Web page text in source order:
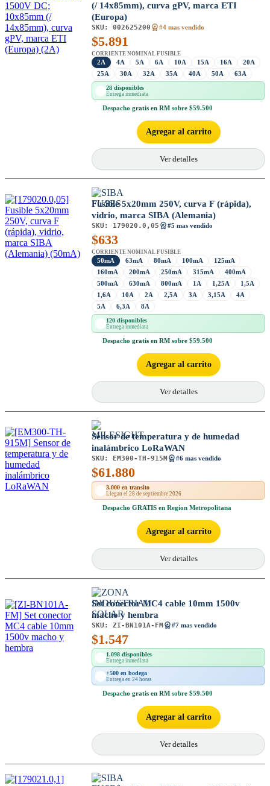
(/ 14x85mm), curva gPV, marca ETI
(Europa)
SKU: 002625200 #4 mas vendido
$5.891
CORRIENTE NOMINAL FUSIBLE
2A 4A 5A 6A 10A 15A 16A
20A
25A
30A 32A 35A 40A 50A 63A
28 disponibles
Entrega inmediata
Despacho gratis en RM sobre $59.500
Agregar al carrito
Ver detalles
Fusible 5x20mm 250V, curva F (rápida),
vidrio, marca SIBA (Alemania)
SKU: 179020.0,05 #5 mas vendido
$633
CORRIENTE NOMINAL FUSIBLE
50mA 63mA 80mA 100mA
125mA
160mA
200mA 250mA 315mA
400mA
500mA
630mA 800mA 1A 1,25A
1,5A
1,6A
10A 2A 2,5A 3A 3,15A
4A
5A
6,3A 8A
120 disponibles
Entrega inmediata
Despacho gratis en RM sobre $59.500
Agregar al carrito
Ver detalles
Sensor de temperatura y de humedad
inalámbrico LoRaWAN
SKU: EM300-TH-915M #6 mas vendido
$61.880
3.000 en transito
Llegan el 28 de septiembre 2026
Despacho GRATIS en Region Metropolitana
Agregar al carrito
Ver detalles
Set conector MC4 cable 10mm 1500v
macho y hembra
SKU: ZI-BN101A-FM #7 mas vendido
$1.547
1.098 disponibles
Entrega inmediata
+500 en bodega
Entrega en 24 horas
Despacho gratis en RM sobre $59.500
Agregar al carrito
Ver detalles